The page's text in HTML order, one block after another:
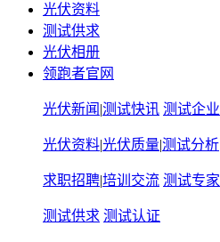
光伏资料
测试供求
光伏相册
领跑者官网
光伏新闻 |测试快讯 测试企业
光伏资料|光伏质量|测试分析
求职招聘|培训交流 测试专家
测试供求 测试认证